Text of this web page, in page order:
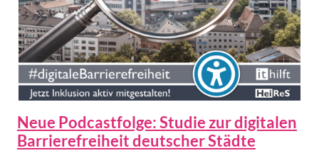
Neue Podcastfolge: Studie zur digitalen
Barrierefreiheit deutscher Städte